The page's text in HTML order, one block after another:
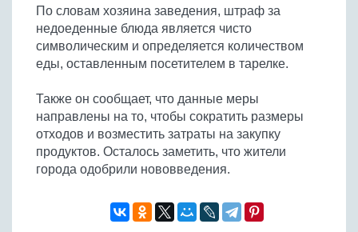
Бобовые
Яйца
По словам хозяина заведения, штраф за
недоеденные блюда является чисто
символическим и определяется количеством
еды, оставленным посетителем в тарелке.
Также он сообщает, что данные меры
направлены на то, чтобы сократить размеры
отходов и возместить затраты на закупку
продуктов. Осталось заметить, что жители
города одобрили нововведения.